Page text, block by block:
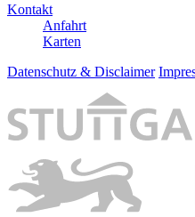
Kontakt
Anfahrt
Karten
Datenschutz & Disclaimer